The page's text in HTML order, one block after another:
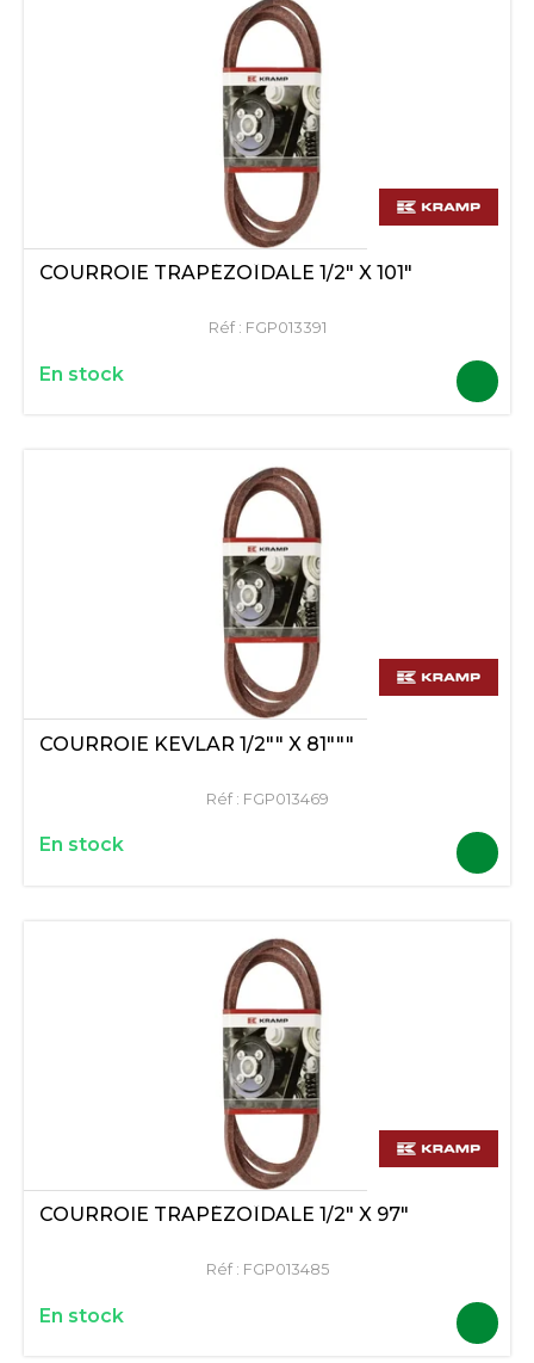
COURROIE TRAPÉZOÏDALE 1/2" X 101"
Réf : FGP013391
En stock
COURROIE KEVLAR 1/2"" X 81"""
Réf : FGP013469
En stock
COURROIE TRAPÉZOÏDALE 1/2" X 97"
Réf : FGP013485
En stock